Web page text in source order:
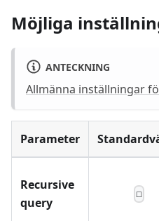
Möjliga
ANTECKNING
Allmänna inställningar
Parameter
Recursive
query
☐